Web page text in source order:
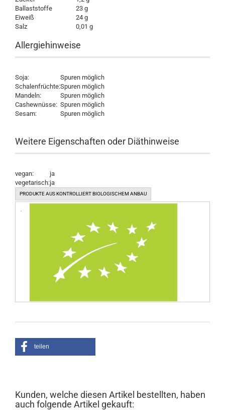
Ballaststoffe
23 g
Eiweiß
24 g
Salz
0,01 g
Allergiehinweise
Soja:
Spuren möglich
Schalenfrüchte:Spuren möglich
Mandeln:
Spuren möglich
Cashewnüsse: Spuren möglich
Sesam:
Spuren möglich
Weitere Eigenschaften oder Diäthinweise
vegan:
ja
vegetarisch:ja
PRODUKTE AUS KONTROLLIERT BIOLOGISCHEM ANBAU
teilen
Kunden, welche diesen Artikel bestellten, haben
auch folgende Artikel gekauft: